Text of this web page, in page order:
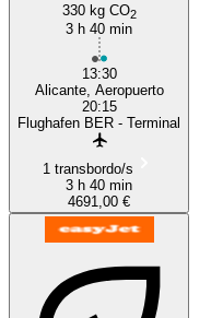
330 kg CO2
3 h 40 min
13:30
Alicante, Aeropuerto
20:15
Flughafen BER - Terminal
1 transbordo/s
3 h 40 min
4691,00 €